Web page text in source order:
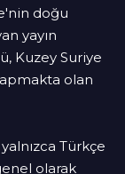
doğu
yayın
Kuzey Suriye
olan
Türkçe
olarak